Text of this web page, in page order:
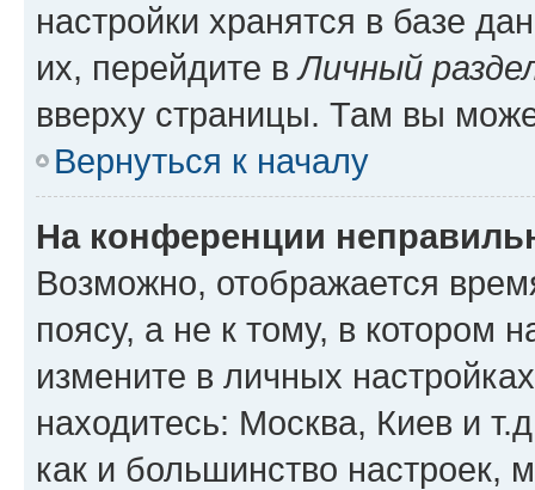
настройки хранятся в базе
их, перейдите вЛичный
вверху страницы. Там вы
Вернуться к началу
На конференции
Возможно, отображается
поясу, а не к тому, в котором
измените в личных
находитесь: Москва, Киев и
как и большинство настроек,